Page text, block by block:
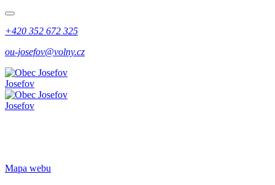
+420 352 672 325
ou-josefov@volny.cz
Josefov
Josefov
Mapa webu